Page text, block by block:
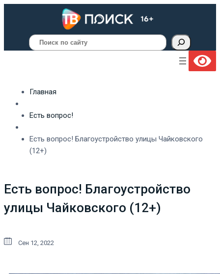
Поиск
Главная
Есть вопрос!
Есть вопрос! Благоустройство улицы Чайковского
(12+)
Есть вопрос! Благоустройство
улицы Чайковского (12+)
Сен 12, 2022